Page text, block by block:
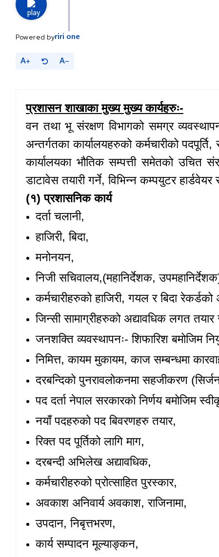
Powered byriri one
A A
प्रशासन शाखाका मुख्य मुख्य कार्यहरुः-
वन तथा भू संरक्षण विभागको समग्र
अन्तर्गतका कार्यालयहरुको कर्मचारीको पदपूर्ति,
कार्यालयका भौतिक सम्पत्ती समेतको
डाटावेस तयारी गर्ने, विभिन्न कम्पयुटर
(१) प्रशासनिक कार्य
दर्ता चलानी,
हाजिरी, बिदा,
मनोनयन,
निजी सचिवालय,(महानिर्देशक,
कर्मचारीहरुको हाजिरी, गयल र बिदा
जिन्सी सामाग्रीहरुको अद्यावधिक लगत तयार
जनशक्ति व्यवस्थापनः- शिफारिश बमोजिम
निमित्त, कायम मुकायम, काज सम्बन्धमा
दरबन्दिको पुनरावलोकनमा सहजीकरण
पद दर्तानेपाल सरकारको निर्णय बमोजिम
नयाँ पदहरुको पद बिवरणहरु तयार,
रिक्त पद पूर्तिको लागि माग,
दरबन्दी अभिलेख अद्यावधिक,
कर्मचारीहरुको प्रोत्साहित पुरस्कार,
अवकाश अनिवार्य अवकाश, राजिनामा,
उपदान, निबृत्तभरण,
कार्य सम्पादन मूल्याङ्कन,